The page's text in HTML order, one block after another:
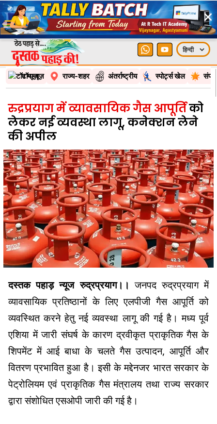
×
टॉप न्यूज़ राज्य-शहर अंतर्राष्ट्रीय स्पोर्ट्स खेल
रुद्रप्रयाग में व्यावसायिक गैस आपूर्तिको
लेकर नई व्यवस्था लागू, कनेक्शन लेने
की अपील
दस्तक पहाड़ न्यूज रुद्रप्रयाग।।जनपद रुद्रप्रयाग में
व्यावसायिक प्रतिष्ठानों के लिए एलपीजी गैस आपूर्ति को
व्यवस्थित करने हेतु नई व्यवस्था लागू की गई है। मध्य पूर्व
एशिया में जारी संघर्ष के कारण द्रवीकृत प्राकृतिक गैस के
शिपमेंट में आई बाधा के चलते गैस उत्पादन, आपूर्ति और
वितरण प्रभावित हुआ है। इसी के मद्देनजर भारत सरकार के
पेट्रोलियम एवं प्राकृतिक गैस मंत्रालय तथा राज्य सरकार
द्वारा संशोधित एसओपी जारी की गई है।